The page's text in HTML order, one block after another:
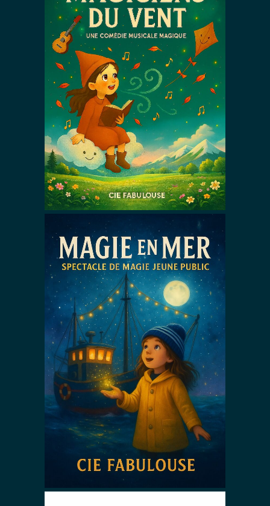
Les Petits
Magiciens du
Vent – Version
Printemps
Comédies Musicales &
Magiques
Magie en mer
Comédies Musicales &
Magiques